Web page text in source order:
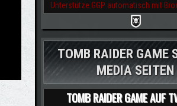
Unterstütze GGP automatisch mit
TOMB RAIDER GAME
MEDIA SEITEN
TOMB RAIDER GAME AUF